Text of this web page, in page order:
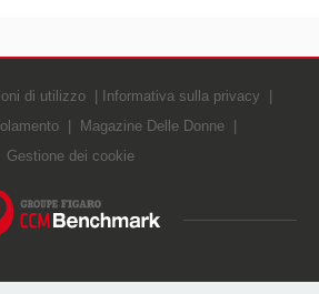
di utilizzo
Informativa sulla privacy
Magazine Delle Donne
Gestione dei cookie